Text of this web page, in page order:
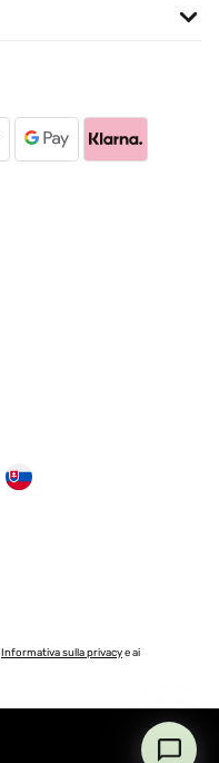
Informativa sulla privacye ai